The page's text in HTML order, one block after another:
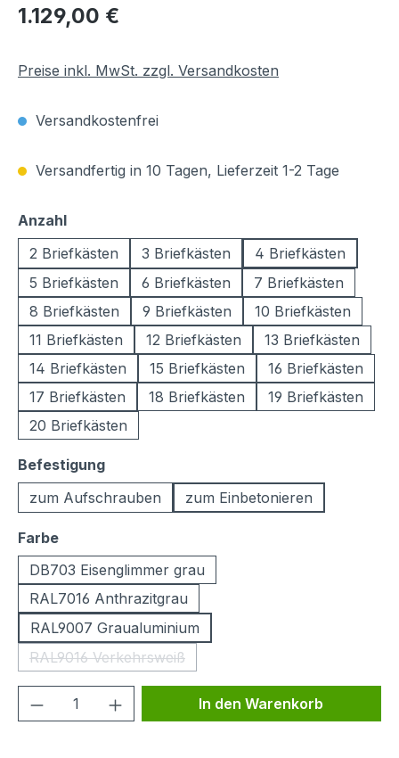
Regulärer Preis:
1.129,00 €
Preise inkl. MwSt. zzgl. Versandkosten
Versandkostenfrei
Versandfertig in 10 Tagen, Lieferzeit 1-2 Tage
Anzahlauswählen
2 Briefkästen
3 Briefkästen
4 Briefkästen
5 Briefkästen
6 Briefkästen
7 Briefkästen
8 Briefkästen
9 Briefkästen
10 Briefkästen
11 Briefkästen
12 Briefkästen
13 Briefkästen
14 Briefkästen
15 Briefkästen
16 Briefkästen
17 Briefkästen
18 Briefkästen
19 Briefkästen
20 Briefkästen
Befestigungauswählen
zum Aufschrauben
zum Einbetonieren
Farbeauswählen
DB703 Eisenglimmer grau
RAL7016 Anthrazitgrau
RAL9007 Graualuminium
RAL9016 Verkehrsweiß
(Diese Option ist zurzeit nicht verfügbar.)
Produkt Anzahl: Gib denIn den Warenkorb